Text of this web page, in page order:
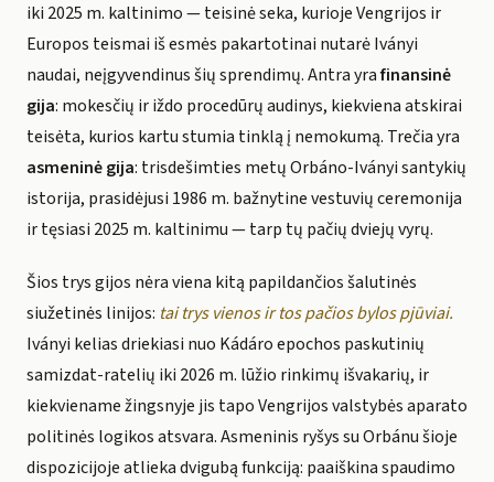
iki 2025 m. kaltinimo — teisinė seka, kurioje Vengrijos ir
Europos teismai iš esmės pakartotinai nutarė Iványi
naudai, neįgyvendinus šių sprendimų. Antra yrafinansinė
gija: mokesčių ir iždo procedūrų audinys, kiekviena atskirai
teisėta, kurios kartu stumia tinklą į nemokumą. Trečia yra
asmeninė gija: trisdešimties metų Orbáno-Iványi santykių
istorija, prasidėjusi 1986 m. bažnytine vestuvių ceremonija
ir tęsiasi 2025 m. kaltinimu — tarp tų pačių dviejų vyrų.
Šios trys gijos nėra viena kitą papildančios šalutinės
siužetinės linijos: tai trys vienos ir tos pačios bylos pjūviai.
Iványi kelias driekiasi nuo Kádáro epochos paskutinių
samizdat-ratelių iki 2026 m. lūžio rinkimų išvakarių, ir
kiekviename žingsnyje jis tapo Vengrijos valstybės aparato
politinės logikos atsvara. Asmeninis ryšys su Orbánu šioje
dispozicijoje atlieka dvigubą funkciją: paaiškina spaudimo